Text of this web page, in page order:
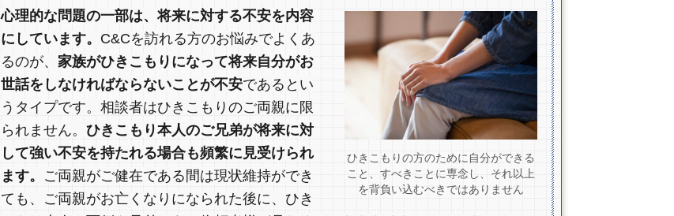
ひきこもりの方のために自分ができる
こと、すべきことに専念し、それ以上
を背負い込むべきではありません
心理的な問題の一部は、将来に対する不安を内容
にしています。 C&Cを訪れる方のお悩みでよくあ
るのが、 家族がひきこもりになって将来自分がお
世話をしなければならないことが不安であるとい
うタイプです。相談者はひきこもりのご両親に限
られません。 ひきこもり本人のご兄弟が将来に対
して強い不安を持たれる場合も頻繁に見受けられ
ます。 ご両親がご健在である間は現状維持ができ
ても、ご両親がお亡くなりになられた後に、ひき